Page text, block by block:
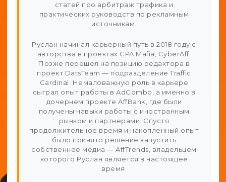
статей про арбитраж трафика и
практических руководств по рекламным
источникам.
Руслан начинал карьерный путь в 2018 году с
авторства в проектах CPA Mafia, CyberAff.
Позже перешел на позицию редактора в
проект DatsTeam — подразделение Traffic
Cardinal. Немаловажную роль в карьере
сыграл опыт работы в AdCombo, а именно в
дочернем проекте AffBank, где были
получены навыки работы с иностранным
рынком и партнерами. Спустя
продолжительное время и накопленный опыт
было принято решение запустить
собственное медиа — AffTrends, владельцем
которого Руслан является в настоящее
время.